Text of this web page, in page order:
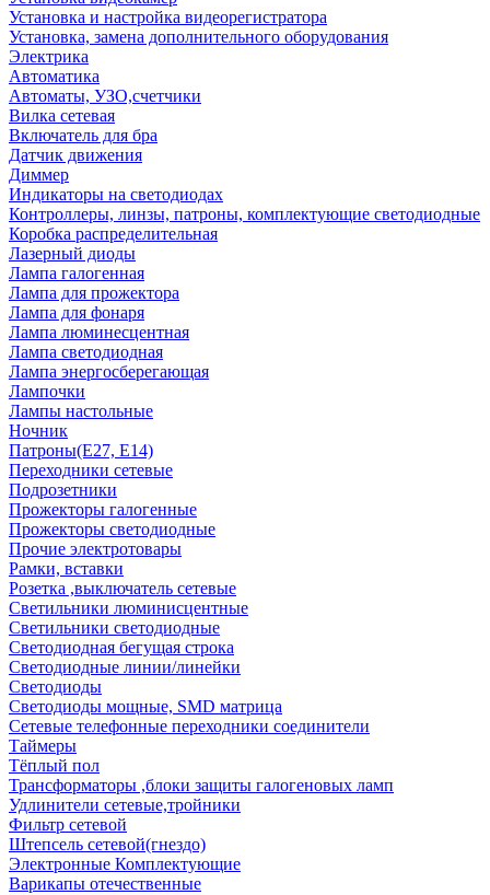
Установка и настройка видеорегистратора
Установка, замена дополнительного оборудования
Электрика
Автоматика
Автоматы, УЗО,счетчики
Вилка сетевая
Включатель для бра
Датчик движения
Диммер
Индикаторы на светодиодах
Контроллеры, линзы, патроны, комплектующие светодиодные
Коробка распределительная
Лазерный диоды
Лампа галогенная
Лампа для прожектора
Лампа для фонаря
Лампа люминесцентная
Лампа светодиодная
Лампа энергосберегающая
Лампочки
Лампы настольные
Ночник
Патроны(Е27, Е14)
Переходники сетевые
Подрозетники
Прожекторы галогенные
Прожекторы светодиодные
Прочие электротовары
Рамки, вставки
Розетка ,выключатель сетевые
Светильники люминисцентные
Светильники светодиодные
Светодиодная бегущая строка
Светодиодные линии/линейки
Светодиоды
Светодиоды мощные, SMD матрица
Сетевые телефонные переходники соединители
Таймеры
Тёплый пол
Трансформаторы ,блоки защиты галогеновых ламп
Удлинители сетевые,тройники
Фильтр сетевой
Штепсель сетевой(гнездо)
Электронные Комплектующие
Варикапы отечественные